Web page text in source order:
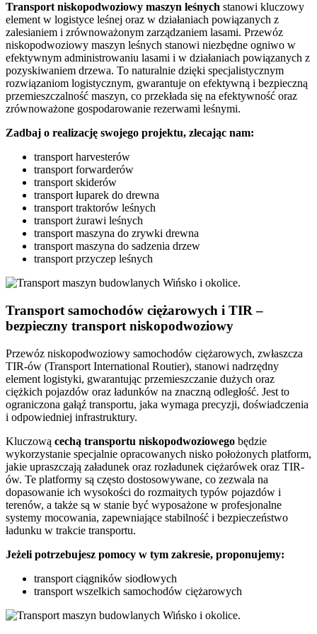
Transport niskopodwoziowy maszyn leśnych stanowi kluczowy
element w logistyce leśnej oraz w działaniach powiązanych z
zalesianiem i zrównoważonym zarządzaniem lasami. Przewóz
niskopodwoziowy maszyn leśnych stanowi niezbędne ogniwo w
efektywnym administrowaniu lasami i w działaniach powiązanych z
pozyskiwaniem drzewa. To naturalnie dzięki specjalistycznym
rozwiązaniom logistycznym, gwarantuje on efektywną i bezpieczną
przemieszczalność maszyn, co przekłada się na efektywność oraz
zrównoważone gospodarowanie rezerwami leśnymi.
Zadbaj o realizację swojego projektu, zlecając nam:
transport harvesterów
transport forwarderów
transport skiderów
transport łuparek do drewna
transport traktorów leśnych
transport żurawi leśnych
transport maszyna do zrywki drewna
transport maszyna do sadzenia drzew
transport przyczep leśnych
Transport samochodów ciężarowych i TIR –
bezpieczny transport niskopodwoziowy
Przewóz niskopodwoziowy samochodów ciężarowych, zwłaszcza
TIR-ów (Transport International Routier), stanowi nadrzędny
element logistyki, gwarantując przemieszczanie dużych oraz
ciężkich pojazdów oraz ładunków na znaczną odległość. Jest to
ograniczona gałąź transportu, jaka wymaga precyzji, doświadczenia
i odpowiedniej infrastruktury.
Kluczową cechą transportu niskopodwoziowego będzie
wykorzystanie specjalnie opracowanych nisko położonych platform,
jakie upraszczają załadunek oraz rozładunek ciężarówek oraz TIR-
ów. Te platformy są często dostosowywane, co zezwala na
dopasowanie ich wysokości do rozmaitych typów pojazdów i
terenów, a także są w stanie być wyposażone w profesjonalne
systemy mocowania, zapewniające stabilność i bezpieczeństwo
ładunku w trakcie transportu.
Jeżeli potrzebujesz pomocy w tym zakresie, proponujemy:
transport ciągników siodłowych
transport wszelkich samochodów ciężarowych